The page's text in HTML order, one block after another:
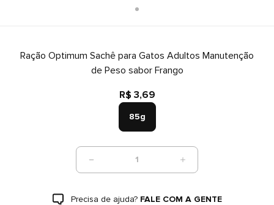
Ração Optimum Sachê para Gatos Adultos Manutenção
de Peso sabor Frango
R$ 3,69
85g
1
Precisa de ajuda? FALE COM A GENTE